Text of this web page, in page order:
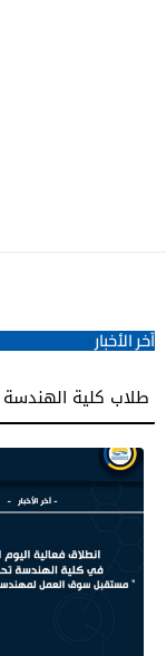
آخر الأخبار